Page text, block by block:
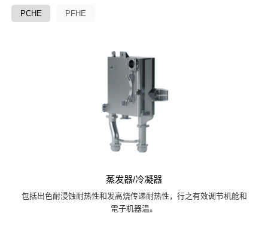
PCHE PFHE
蒸发器/冷凝器
包括出色耐浸蚀耐热性和发高烧传递耐热性，行之有效调节机舱和
電子机器温。